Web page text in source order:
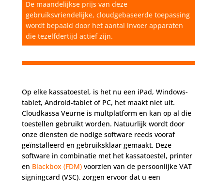
De maandelijkse prijs van deze
gebruiksvriendelijke, cloudgebaseerde toepassing
wordt bepaald door het aantal invoer apparaten
die tezelfdertijd actief zijn.
Op elke kassatoestel, is het nu een iPad, Windows-
tablet, Android-tablet of PC, het maakt niet uit.
Cloudkassa Veurne is multplatform en kan op al die
toestellen gebruikt worden. Natuurlijk wordt door
onze diensten de nodige software reeds vooraf
geïnstalleerd en gebruiksklaar gemaakt. Deze
software in combinatie met het kassatoestel, printer
en Blackbox (FDM)voorzien van de persoonlijke VAT
signingcard (VSC), zorgen ervoor dat u een